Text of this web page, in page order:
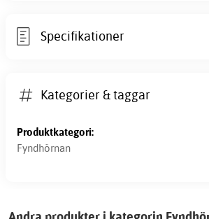
Specifikationer
Kategorier & taggar
Produktkategori:
Fyndhörnan